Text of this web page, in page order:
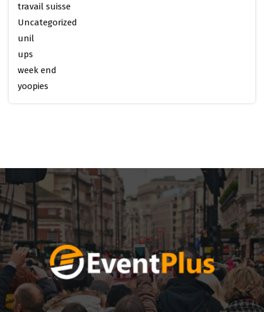
travail suisse
Uncategorized
unil
ups
week end
yoopies